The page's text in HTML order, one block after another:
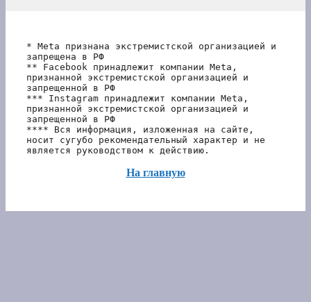
* Meta признана экстремистской организацией и
запрещена в РФ
** Facebook принадлежит компании Meta,
признанной экстремистской организацией и
запрещенной в РФ
*** Instagram принадлежит компании Meta,
признанной экстремистской организацией и
запрещенной в РФ
**** Вся информация, изложенная на сайте,
носит сугубо рекомендательный характер и не
является руководством к действию.
На главную